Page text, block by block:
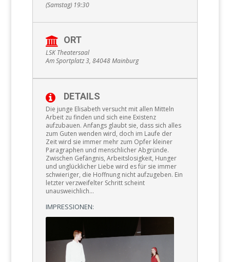
(Samstag) 19:30
ORT
LSK Theatersaal
Am Sportplatz 3, 84048 Mainburg
DETAILS
Die junge Elisabeth versucht mit allen Mitteln
Arbeit zu finden und sich eine Existenz
aufzubauen. Anfangs glaubt sie, dass sich alles
zum Guten wenden wird, doch im Laufe der
Zeit wird sie immer mehr zum Opfer kleiner
Paragraphen und menschlicher Abgründe.
Zwischen Gefängnis, Arbeitslosigkeit, Hunger
und unglücklicher Liebe wird es für sie immer
schwieriger, die Hoffnung nicht aufzugeben. Ein
letzter verzweifelter Schritt scheint
unausweichlich…
IMPRESSIONEN: